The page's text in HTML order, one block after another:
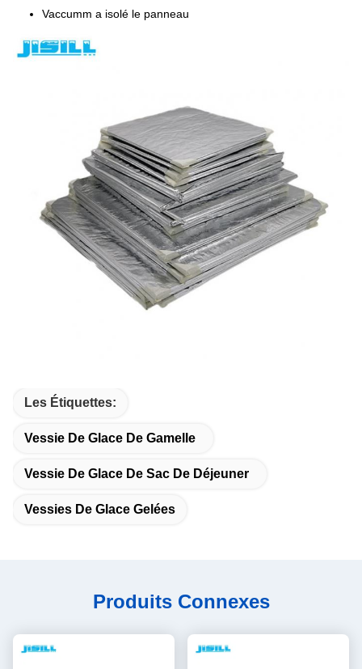
Vaccumm a isolé le panneau
Les Étiquettes:
Vessie De Glace De Gamelle
Vessie De Glace De Sac De Déjeuner
Vessies De Glace Gelées
Produits Connexes